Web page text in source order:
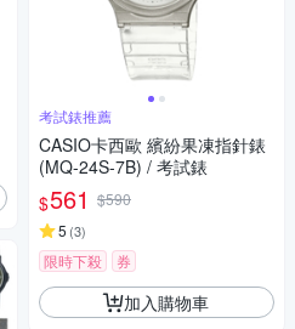
考試錶推薦
CASIO卡西歐 繽紛果凍指針錶
(MQ-24S-7B) / 考試錶
$561 $590
5 (3)
限時下殺 券
加入購物車